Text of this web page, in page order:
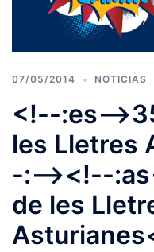
07/05/2014 NOTICIAS
<!--:es--
les Lletres
-:--><!--
de les